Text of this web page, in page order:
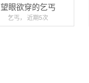
望眼欲穿的乞丐
乞丐， 近期5次